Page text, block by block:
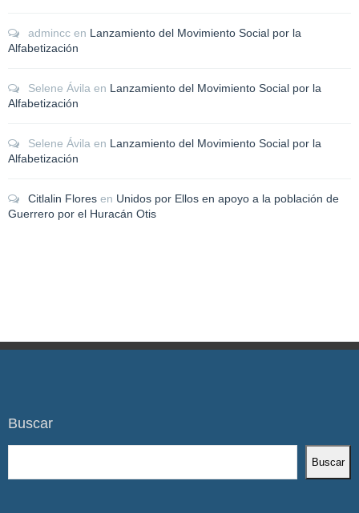
admincc en Lanzamiento del Movimiento Social por la
Alfabetización
Selene Ávila en Lanzamiento del Movimiento Social por la
Alfabetización
Selene Ávila en Lanzamiento del Movimiento Social por la
Alfabetización
Citlalin Flores en Unidos por Ellos en apoyo a la población de
Guerrero por el Huracán Otis
Buscar
Buscar